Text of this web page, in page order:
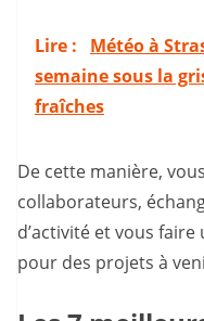
Lire :
Météo à
semaine sous la
fraîches
De cette manière,
collaborateurs,
d’activité et vous
pour des projets à